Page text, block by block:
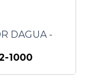
DAGUA -
1000